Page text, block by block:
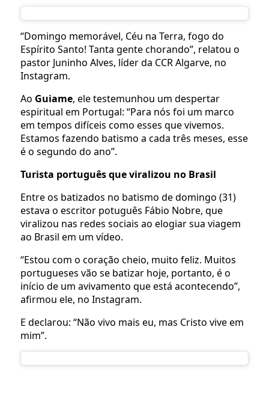
“Domingo memorável, Céu na Terra, fogo do
Espírito Santo! Tanta gente chorando”, relatou o
pastor Juninho Alves, líder da CCR Algarve, no
Instagram.
Ao Guiame, ele testemunhou um despertar
espiritual em Portugal: “Para nós foi um marco
em tempos difíceis como esses que vivemos.
Estamos fazendo batismo a cada três meses, esse
é o segundo do ano”.
Turista português que viralizou no Brasil
Entre os batizados no batismo de domingo (31)
estava o escritor potuguês Fábio Nobre, que
viralizou nas redes sociais ao elogiar sua viagem
ao Brasil em um vídeo.
“Estou com o coração cheio, muito feliz. Muitos
portugueses vão se batizar hoje, portanto, é o
início de um avivamento que está acontecendo”,
afirmou ele, no Instagram.
E declarou: “Não vivo mais eu, mas Cristo vive em
mim”.